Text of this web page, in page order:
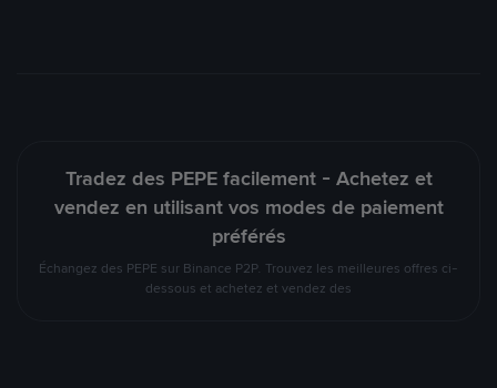
Tradez des PEPE facilement - Achetez et
vendez en utilisant vos modes de paiement
préférés
Échangez des PEPE sur Binance P2P. Trouvez les meilleures offres ci-
dessous et achetez et vendez des